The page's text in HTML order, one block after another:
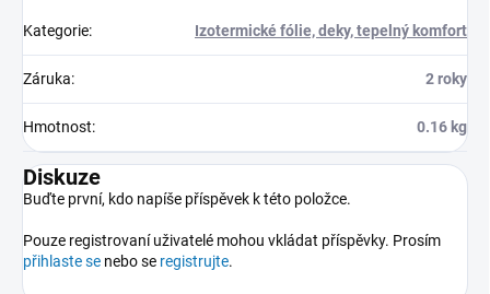
Kategorie: Izotermické fólie, deky, tepelný komfort
Záruka: 2 roky
Hmotnost: 0.16 kg
Diskuze
Buďte první, kdo napíše příspěvek k této položce.
Pouze registrovaní uživatelé mohou vkládat příspěvky. Prosím
přihlaste se nebo se registrujte.